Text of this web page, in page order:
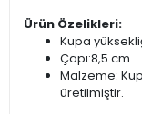
Ürün Özelikleri:
Kupa
Çapı:8,5 cm
Malzeme:
üretilmiştir.